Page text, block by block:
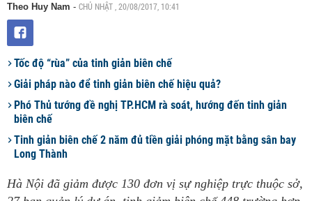
Theo Huy Nam - CHỦ NHẬT , 20/08/2017, 10:41
Tốc độ “rùa” của tinh giản biên chế
Giải pháp nào để tinh giản biên chế hiệu quả?
Phó Thủ tướng đề nghị TP.HCM rà soát, hướng đến tinh giản
biên chế
Tinh giản biên chế 2 năm đủ tiền giải phóng mặt bằng sân bay
Long Thành
Hà Nội đã giảm được 130 đơn vị sự nghiệp trực thuộc sở,